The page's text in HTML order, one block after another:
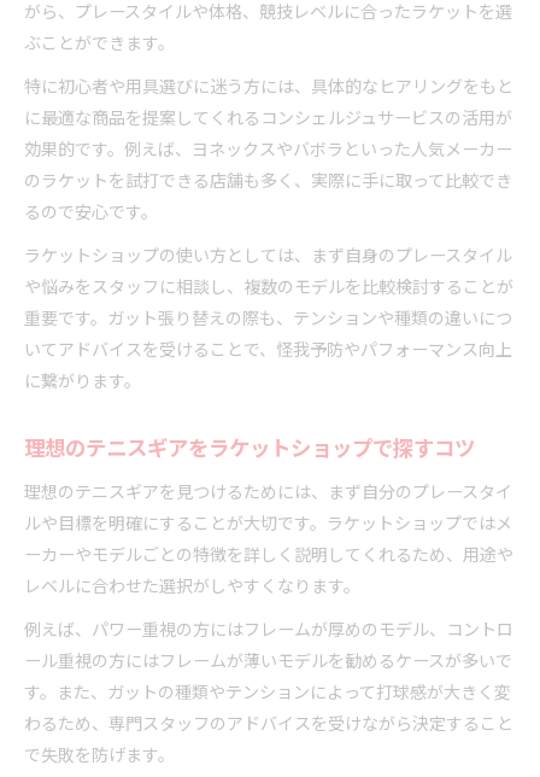
ラケットショップで教わるテニスラケットの基本
ラケットショップが推奨するメーカー比較ポイン
ト
テニスラケット選びを成功させるラケットショッ
プ活用法
ラケットショップで人気の3大メーカー解説
初心者におすすめのラケットショップ相談例
ガット張りに強いラケットショップの魅力とは
ガット張りに強いラケットショップの選び方
ラケットショップで受けられるガット張りサービ
ス
テニスサポートセンターの評判とラケットショッ
ガット張り料金をラケットショップで確認する
ラケットショップでガット張りを依頼するメリッ
ト
ラケットショップで叶える充実したメンテナンス術
ラケットショップで受けるプロのメンテナンスサ
ポート
ラケットショップ利用で維持できるテニスラケッ
トの快適さ
ガット張替えや点検をラケットショップで依頼す
るコツ
がら、プレースタイルや体格、競技レベルに合ったラケットを選
ぶことができます。
特に初心者や用具選びに迷う方には、具体的なヒアリングをもと
に最適な商品を提案してくれるコンシェルジュサービスの活用が
効果的です。例えば、ヨネックスやバボラといった人気メーカー
のラケットを試打できる店舗も多く、実際に手に取って比較でき
るので安心です。
ラケットショップの使い方としては、まず自身のプレースタイル
や悩みをスタッフに相談し、複数のモデルを比較検討することが
重要です。ガット張り替えの際も、テンションや種類の違いにつ
いてアドバイスを受けることで、怪我予防やパフォーマンス向上
に繋がります。
理想のテニスギアをラケットショップで探すコツ
理想のテニスギアを見つけるためには、まず自分のプレースタイ
ルや目標を明確にすることが大切です。ラケットショップではメ
ーカーやモデルごとの特徴を詳しく説明してくれるため、用途や
レベルに合わせた選択がしやすくなります。
例えば、パワー重視の方にはフレームが厚めのモデル、コントロ
ール重視の方にはフレームが薄いモデルを勧めるケースが多いで
す。また、ガットの種類やテンションによって打球感が大きく変
わるため、専門スタッフのアドバイスを受けながら決定すること
で失敗を防げます。